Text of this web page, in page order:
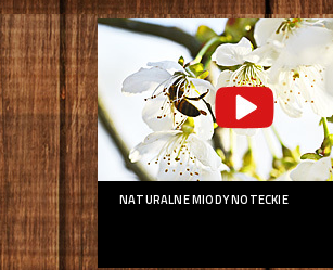
NATURALNE MIODY NOTECKIE